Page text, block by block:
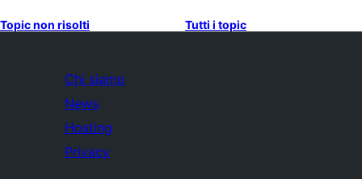
Topic non risolti Tutti i topic
Chi siamo
News
Hosting
Privacy